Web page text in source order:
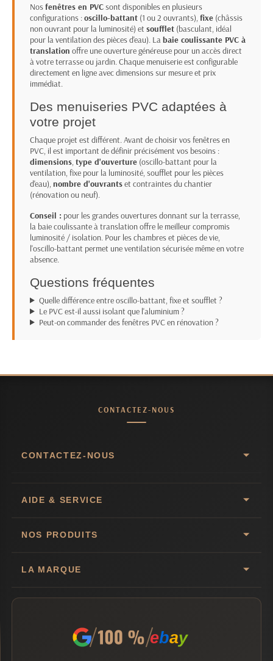
Nosfenêtres en PVCsont disponibles en plusieurs
configurations :oscillo-battant (1 ou 2 ouvrants), fixe (châssis
non ouvrant pour la luminosité) et soufflet (basculant, idéal
pour la ventilation des pièces d'eau). Labaie coulissante PVC à
translation offre une ouverture généreuse pour un accès direct
à votre terrasse ou jardin. Chaque menuiserie est configurable
directement en ligne avec dimensions sur mesure et prix
immédiat.
Des menuiseries PVC adaptées à
votre projet
Chaque projet est différent. Avant de choisir vos fenêtres en
PVC, il est important de définir précisément vos besoins :
dimensions, type d'ouverture (oscillo-battant pour la
ventilation, fixe pour la luminosité, soufflet pour les pièces
d'eau), nombre d'ouvrantset contraintes du chantier
(rénovation ou neuf).
Conseil : pour les grandes ouvertures donnant sur la terrasse,
la baie coulissante à translation offre le meilleur compromis
luminosité / isolation. Pour les chambres et pièces de vie,
l'oscillo-battant permet une ventilation sécurisée même en votre
absence.
Questions fréquentes
Quelle différence entre oscillo-battant, fixe et soufflet ?
Le PVC est-il aussi isolant que l'aluminium ?
Peut-on commander des fenêtres PVC en rénovation ?
CONTACTEZ-NOUS
CONTACTEZ-NOUS
AIDE & SERVICE
NOS PRODUITS
LA MARQUE
ebay